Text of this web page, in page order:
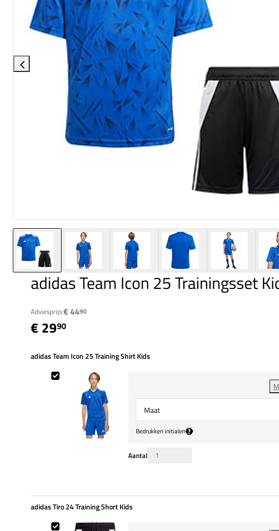
adidas Team Icon 25 Trainingsset
Adviesprijs:€ 4490
€ 2990
adidas Team Icon 25 Training Shirt Kids
Bedrukken initialen ?
Aantal
adidas Team Icon 25 Training Shirt Kids
adidas Tiro 24 Training Short Kids
adidas Tiro 24 Training Short Kids